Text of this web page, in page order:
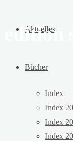
Aktuelles
Bücher
Index
Index
Index
Index
edition